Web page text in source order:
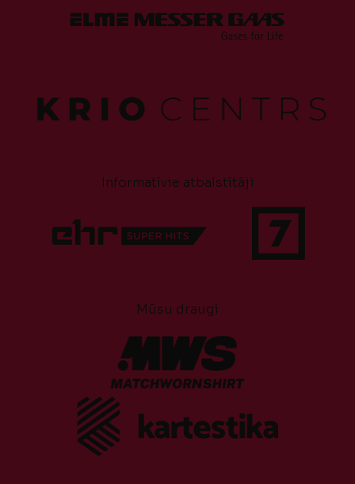
Informatīvie atbalstītāji
Mūsu draugi